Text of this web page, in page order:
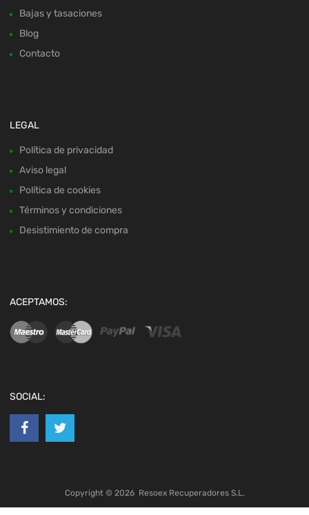
Bajas y tasaciones
Blog
Contacto
LEGAL
Política de privacidad
Aviso legal
Política de cookies
Términos y condiciones
Desistimiento de compra
ACEPTAMOS:
SOCIAL:
Copyright © 2026 Resoex Recuperadores S.L.